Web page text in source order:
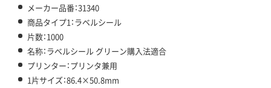
メーカー品番：31340
商品タイプ1：ラベルシール
片数：1000
名称：ラベルシール グリーン購入法適合
プリンター：プリンタ兼用
1片サイズ：86.4×50.8mm